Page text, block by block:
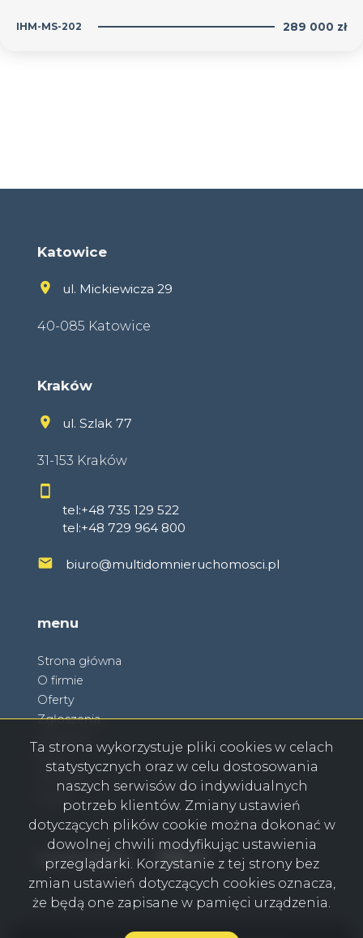
IHM-MS-202 289 000 zł
Katowice
ul. Mickiewicza 29
40-085 Katowice
Kraków
ul. Szlak 77
31-153 Kraków
tel:+48 735 129 522
tel:+48 729 964 800
biuro@multidomnieruchomosci.pl
menu
Strona główna
O firmie
Oferty
Zgłoszenia
Kontakt
social media Facebook
Facebook
Facebook
Facebook
Ta strona wykorzystuje pliki cookies w celach
statystycznych oraz w celu dostosowania
naszych serwisów do indywidualnych
potrzeb klientów. Zmiany ustawień
dotyczących plików cookie można dokonać w
dowolnej chwili modyfikując ustawienia
przeglądarki. Korzystanie z tej strony bez
zmian ustawień dotyczących cookies oznacza,
że będą one zapisane w pamięci urządzenia.